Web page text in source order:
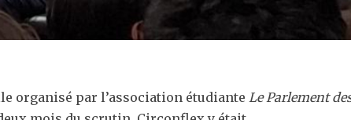
organisé par l’association étudiante Le Parlement